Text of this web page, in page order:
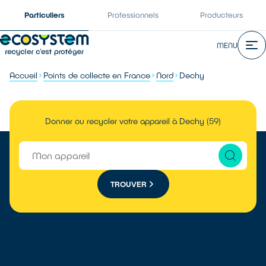
Particuliers Professionnels Producteurs
MENU
Accueil Points de collecte en France Nord Dechy
Donner ou recycler votre appareil à Dechy (59)
TROUVER